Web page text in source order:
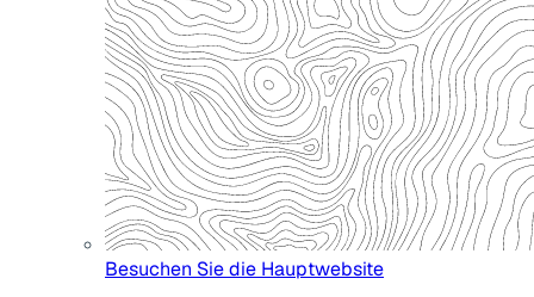
Besuchen Sie die Hauptwebsite